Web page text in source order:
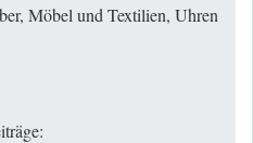
Möbel und Textilien, Uhren